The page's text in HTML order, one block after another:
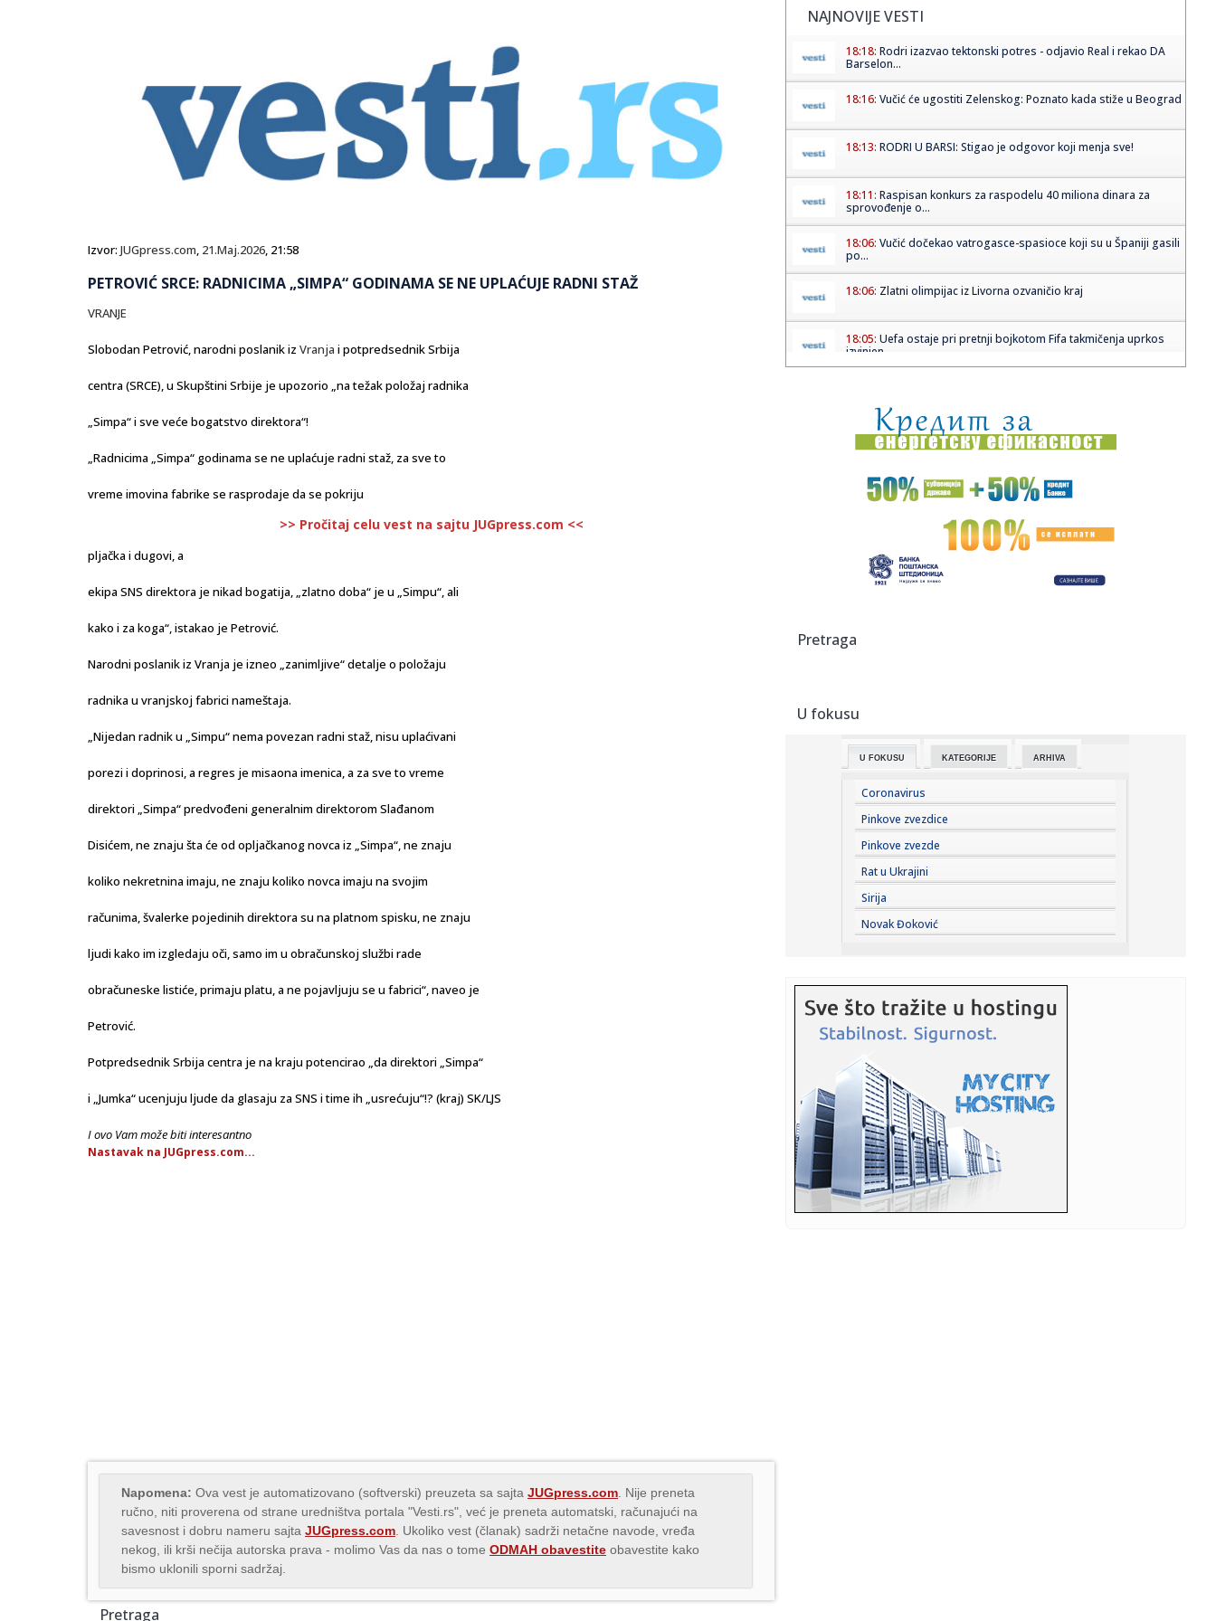
Izvor: JUGpress.com, 21.Maj.2026, 21:58
PETROVIĆ SRCE: RADNICIMA „SIMPA“ GODINAMA SE NE UPLAĆUJE RADNI STAŽ
VRANJE
Slobodan Petrović, narodni poslanik iz Vranja i potpredsednik Srbija
centra (SRCE), u Skupštini Srbije je upozorio „na težak položaj radnika
„Simpa“ i sve veće bogatstvo direktora“!
„Radnicima „Simpa“ godinama se ne uplaćuje radni staž, za sve to
vreme imovina fabrike se rasprodaje da se pokriju
>> Pročitaj celu vest na sajtu JUGpress.com <<
pljačka i dugovi, a
ekipa SNS direktora je nikad bogatija, „zlatno doba“ je u „Simpu“, ali
kako i za koga“, istakao je Petrović.
Narodni poslanik iz Vranja je izneo „zanimljive“ detalje o položaju
radnika u vranjskoj fabrici nameštaja.
„Nijedan radnik u „Simpu“ nema povezan radni staž, nisu uplaćivani
porezi i doprinosi, a regres je misaona imenica, a za sve to vreme
direktori „Simpa“ predvođeni generalnim direktorom Slađanom
Disićem, ne znaju šta će od opljačkanog novca iz „Simpa“, ne znaju
koliko nekretnina imaju, ne znaju koliko novca imaju na svojim
računima, švalerke pojedinih direktora su na platnom spisku, ne znaju
ljudi kako im izgledaju oči, samo im u obračunskoj službi rade
obračuneske listiće, primaju platu, a ne pojavljuju se u fabrici“, naveo je
Petrović.
Potpredsednik Srbija centra je na kraju potencirao „da direktori „Simpa“
i „Jumka“ ucenjuju ljude da glasaju za SNS i time ih „usrećuju“!? (kraj) SK/LJS
I ovo Vam može biti interesantno
Nastavak na JUGpress.com...
Napomena: Ova vest je automatizovano (softverski) preuzeta sa sajta JUGpress.com . Nije preneta
ručno, niti proverena od strane uredništva portala "Vesti.rs", već je preneta automatski, računajući na
savesnost i dobru nameru sajta JUGpress.com . Ukoliko vest (članak) sadrži netačne navode, vređa
nekog, ili krši nečija autorska prava - molimo Vas da nas o tome ODMAH obavestite obavestite kako
bismo uklonili sporni sadržaj.
Pretraga
NAJNOVIJE VESTI
18:18: Rodri izazvao tektonski potres - odjavio Real i rekao DA
Barselon...
18:16: Vučić će ugostiti Zelenskog: Poznato kada stiže u Beograd
18:13: RODRI U BARSI: Stigao je odgovor koji menja sve!
18:11: Raspisan konkurs za raspodelu 40 miliona dinara za
sprovođenje o...
18:06: Vučić dočekao vatrogasce-spasioce koji su u Španiji gasili
po...
18:06: Zlatni olimpijac iz Livorna ozvaničio kraj
18:05: Uefa ostaje pri pretnji bojkotom Fifa takmičenja uprkos
izvinjen...
18:00:Nakon što pogledate trailer, nećete moći da dočekate
premijer...
18:00:Zbog čega je Salah izabrao turski Trabzon
Ministarka: Brza pruga između Beograda i Budimpešte
18:00:Beat (Belew, Levin, Vai, Bozzio) najavili turneju u jesen
čovek se ...
17:47:
17:45:
Stranka Istina predlaže pravo na bolovanje radi nege
17:45:More kod Italije toplije nego ikad: Ligursko more prešlo 30
step...
17:44:Vučić: Izbori mogu biti raspisani u narednim danima ili
nedelja...
17:43:Ratovi, nafta i El Ninjo stvaraju "savršenu oluju" za cijene
hra...
17:42: Sombor: Sombor prvi dostigao 40 stepeni
17:40:
potpisao za...
17:40:Forlan postao selektor dvostrukog šampiona sveta
17:38:Zvezdin bratski klub doveo Albanca! Navijači spremaju
pakao upra...
17:35:Vozili pijani po Novom Sadu: Policija zadržala dvojicu
vozača
Pretraga
U fokusu
U FOKUSU KATEGORIJE ARHIVA
Coronavirus
Pinkove zvezdice
Pinkove zvezde
Rat u Ukrajini
Sirija
Novak Đoković